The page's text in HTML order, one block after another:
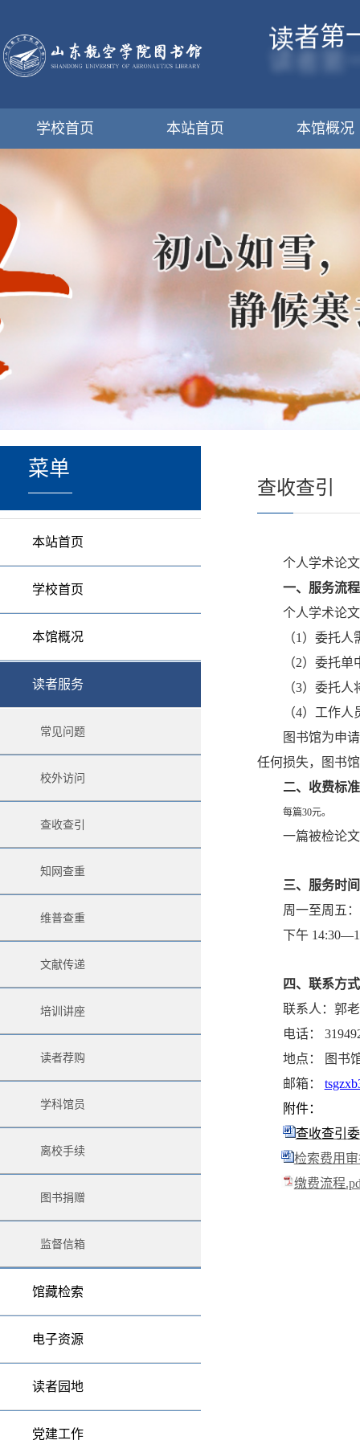
读者第
学校首页 本站首页 本馆概况
菜单
本站首页
学校首页
本馆概况
读者服务
常见问题
校外访问
查收查引
知网查重
维普查重
文献传递
培训讲座
读者荐购
学科馆员
离校手续
图书捐赠
监督信箱
馆藏检索
电子资源
读者园地
党建工作
查收查引
个人学术论
一、服务流程
个人学术论
（1 ）委托人
（2）委托单
（3）委托人
（4）工作人
图书馆为申
任何损失，图书
二、收费标
每篇30元。
一篇被检论
三、服务时间
周一至周五
下午
四、联系方式
联系人：郭
电话：
地点： 图书
邮箱：
附件：
查收查引
检索费用审
缴费流程